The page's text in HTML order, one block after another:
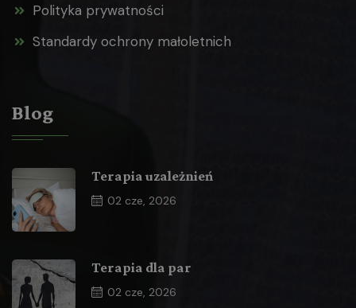
Polityka prywatności
Standardy ochrony małoletnich
Blog
Terapia uzależnień
02 cze, 2026
Terapia dla par
02 cze, 2026